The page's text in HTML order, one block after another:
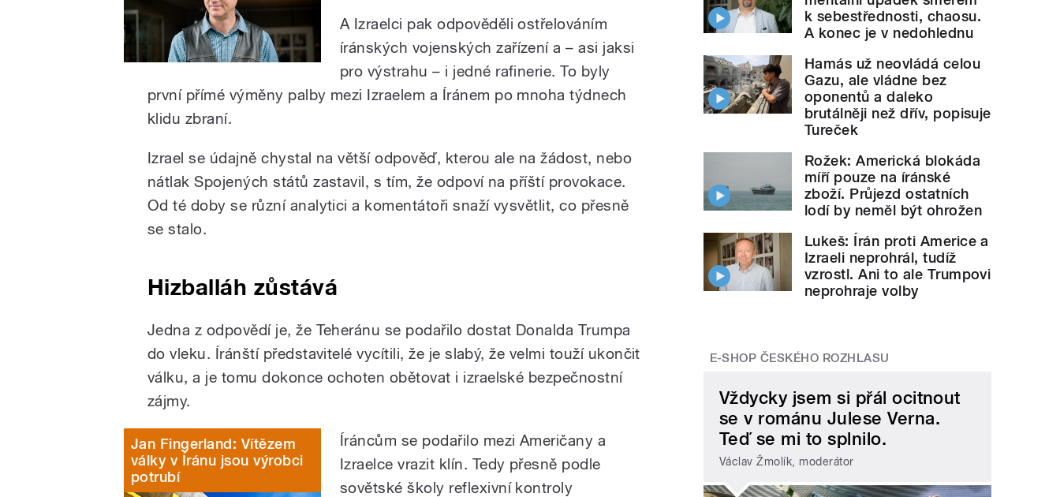
A Izraelci pak odpověděli ostřelováním
íránských vojenských zařízení a – asi jaksi
pro výstrahu – i jedné rafinerie. To byly
první přímé výměny palby mezi Izraelem a Íránem po mnoha týdnech
klidu zbraní.
Izrael se údajně chystal na větší odpověď, kterou ale na žádost, nebo
nátlak Spojených států zastavil, s tím, že odpoví na příští provokace.
Od té doby se různí analytici a komentátoři snaží vysvětlit, co přesně
se stalo.
Hizballáh zůstává
Jedna z odpovědí je, že Teheránu se podařilo dostat Donalda Trumpa
do vleku. Íránští představitelé vycítili, že je slabý, že velmi touží ukončit
válku, a je tomu dokonce ochoten obětovat i izraelské bezpečnostní
zájmy.
Jan Fingerland: Vítězem
války v Íránu jsou výrobci
potrubí
Íráncům se podařilo mezi Američany a
Izraelce vrazit klín. Tedy přesně podle
sovětské školy reflexivní kontroly
k sebestřednosti, chaosu.
A konec je v nedohlednu
Hamás už neovládá celou
Gazu, ale vládne bez
oponentů a daleko
brutálněji než dřív, popisuje
Tureček
Rožek: Americká blokáda
míří pouze na íránské
zboží. Průjezd ostatních
lodí by neměl být ohrožen
Lukeš: Írán proti Americe a
Izraeli neprohrál, tudíž
vzrostl. Ani to ale Trumpovi
neprohraje volby
E-SHOP ČESKÉHO ROZHLASU
Vždycky jsem si přál ocitnout
se v románu Julese Verna.
Teď se mi to splnilo.
Václav Žmolík, moderátor